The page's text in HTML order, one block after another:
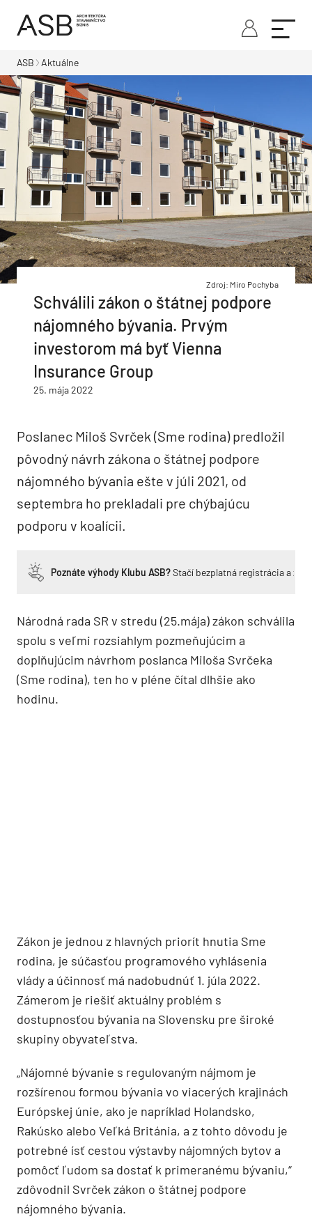
ASB Aktuálne
Zdroj: Miro Pochyba
Schválili zákon o štátnej podpore
nájomného bývania. Prvým
investorom má byť Vienna
Insurance Group
25. mája 2022
Poslanec Miloš Svrček (Sme rodina) predložil
pôvodný návrh zákona o štátnej podpore
nájomného bývania ešte v júli 2021, od
septembra ho prekladali pre chýbajúcu
podporu v koalícii.
Poznáte výhody Klubu ASB?Stačí bezplatná registrácia a
Národná rada SR v stredu (25.mája) zákon schválila
spolu s veľmi rozsiahlym pozmeňujúcim a
doplňujúcim návrhom poslanca Miloša Svrčeka
(Sme rodina), ten ho v pléne čítal dlhšie ako
hodinu.
Zákon je jednou z hlavných priorít hnutia Sme
rodina, je súčasťou programového vyhlásenia
vlády a účinnosť má nadobudnúť 1. júla 2022.
Zámerom je riešiť aktuálny problém s
dostupnosťou bývania na Slovensku pre široké
skupiny obyvateľstva.
„Nájomné bývanie s regulovaným nájmom je
rozšírenou formou bývania vo viacerých krajinách
Európskej únie, ako je napríklad Holandsko,
Rakúsko alebo Veľká Británia, a z tohto dôvodu je
potrebné ísť cestou výstavby nájomných bytov a
pomôcť ľudom sa dostať k primeranému bývaniu,“
zdôvodnil Svrček zákon o štátnej podpore
nájomného bývania.